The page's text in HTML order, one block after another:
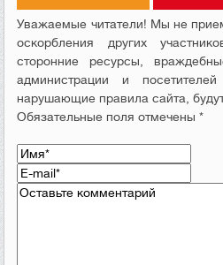
Уважаемые читатели! Мы не
оскорбления других
сторонние ресурсы,
администрации и
нарушающие правила сайта,
Обязательные поля отмечены *